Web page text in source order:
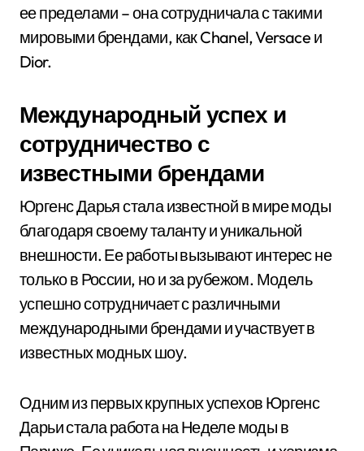
ее пределами – она сотрудничала с такими
мировыми брендами, как Chanel, Versace и
Dior.
Международный успех и
сотрудничество с
известными брендами
Юргенс Дарья стала известной в мире моды
благодаря своему таланту и уникальной
внешности. Ее работы вызывают интерес не
только в России, но и за рубежом. Модель
успешно сотрудничает с различными
международными брендами и участвует в
известных модных шоу.
Одним из первых крупных успехов Юргенс
Дарьи стала работа на Неделе моды в